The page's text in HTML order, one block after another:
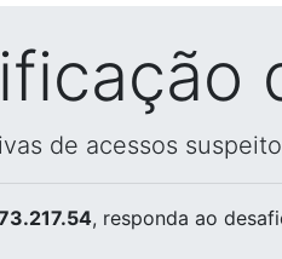
de acessos
, responda ao